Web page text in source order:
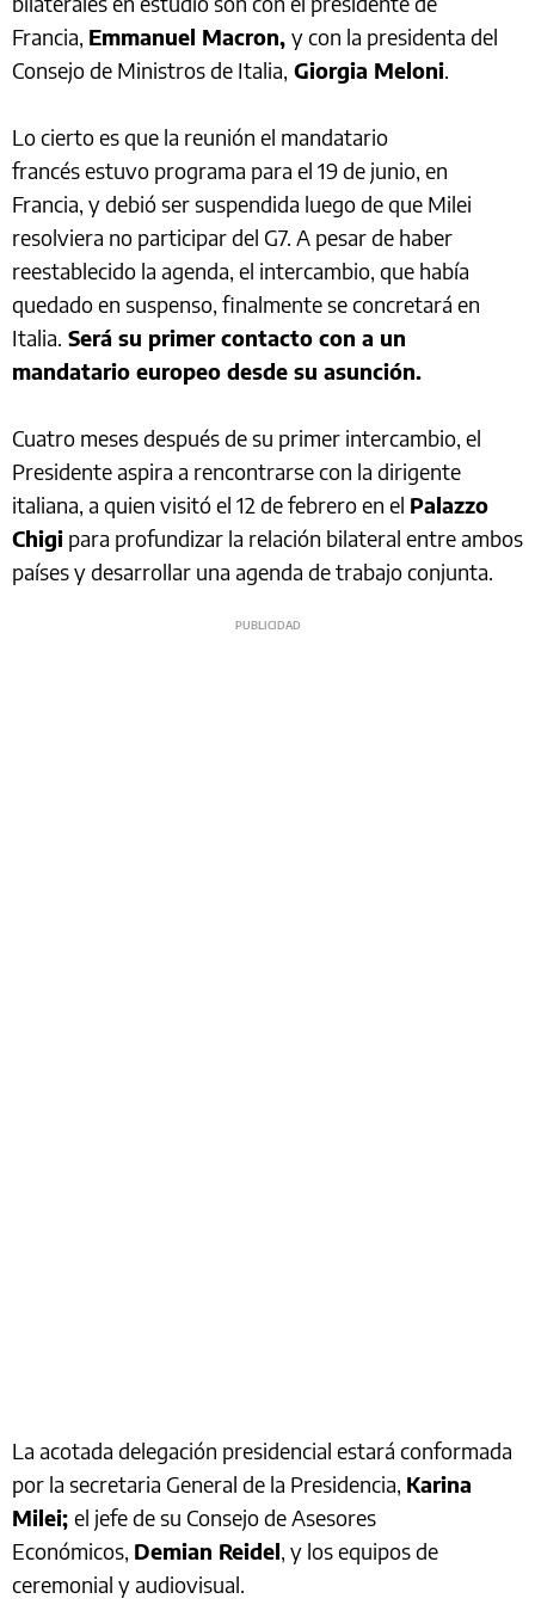
Francia, Emmanuel Macron, y con la presidenta del
Consejo de Ministros de Italia, Giorgia Meloni.
Lo cierto es que la reunión el mandatario
francés estuvo programa para el 19 de junio, en
Francia, y debió ser suspendida luego de que Milei
resolviera no participar del G7. A pesar de haber
reestablecido la agenda, el intercambio, que había
quedado en suspenso, finalmente se concretará en
Italia. Será su primer contacto con a un
mandatario europeo desde su asunción.
Cuatro meses después de su primer intercambio, el
Presidente aspira a rencontrarse con la dirigente
italiana, a quien visitó el 12 de febrero en el Palazzo
Chigi para profundizar la relación bilateral entre ambos
países y desarrollar una agenda de trabajo conjunta.
La acotada delegación presidencial estará conformada
por la secretaria General de la Presidencia, Karina
Milei; el jefe de su Consejo de Asesores
Económicos, Demian Reidel, y los equipos de
ceremonial y audiovisual.